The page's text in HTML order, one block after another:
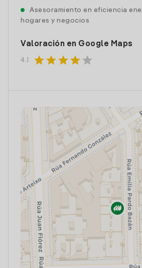
Asesoramiento en eficiencia
hogares y negocios
Valoración en Google Maps
4.1 starstarstarstar star